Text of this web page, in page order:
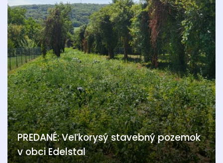
PREDANÉ: Veľkorysý stavebný pozemok
v obci Edelstal